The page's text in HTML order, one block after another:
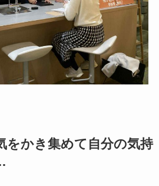
をかき集めて自分の気持